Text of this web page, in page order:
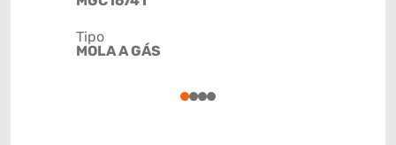
Tipo
MOLA A GÁS
1234